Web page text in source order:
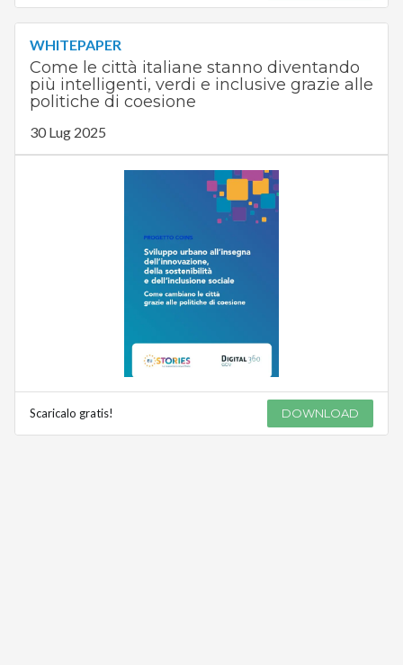
WHITEPAPER
Come le città italiane stanno diventando
più intelligenti, verdi e inclusive grazie alle
politiche di coesione
30 Lug 2025
Scaricalo gratis! DOWNLOAD